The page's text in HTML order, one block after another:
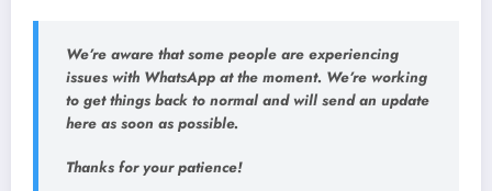
We’re aware that some people are experiencing
issues with WhatsApp at the moment. We’re working
to get things back to normal and will send an update
here as soon as possible.
Thanks for your patience!